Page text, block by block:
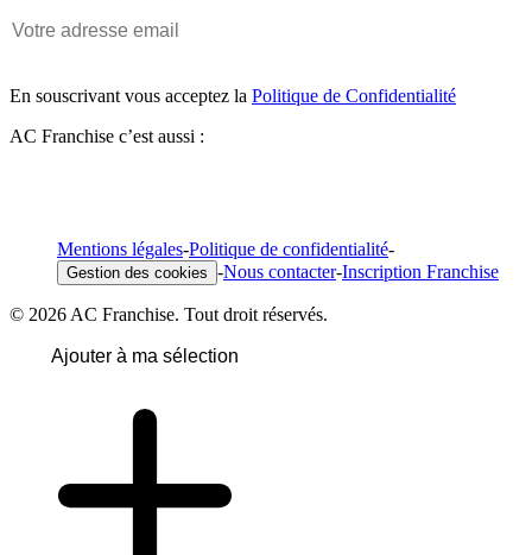
En souscrivant vous acceptez la Politique de Confidentialité
AC Franchise c’est aussi :
Mentions légales-Politique de confidentialité-
Gestion des cookies -Nous contacter-Inscription Franchise
© 2026 AC Franchise. Tout droit réservés.
Ajouter à ma sélection